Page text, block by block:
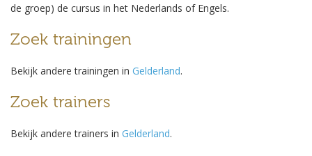
de groep) de cursus in het Nederlands of Engels.
Zoek trainingen
Bekijk andere trainingen in Gelderland.
Zoek trainers
Bekijk andere trainers in Gelderland.